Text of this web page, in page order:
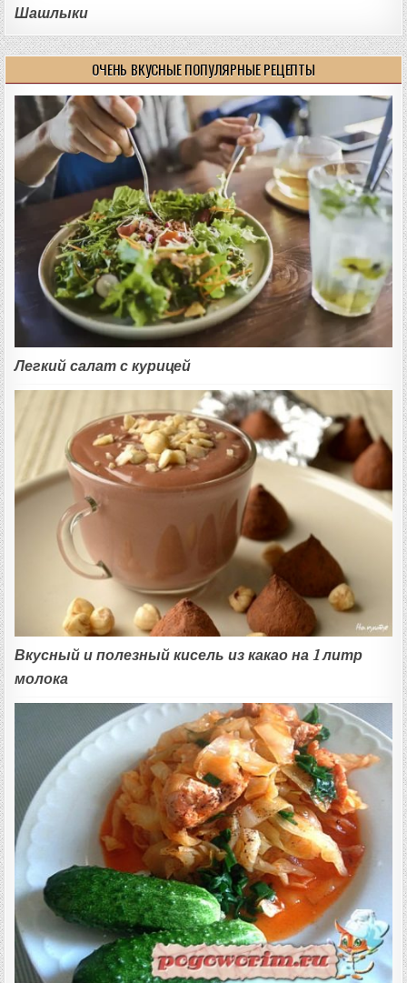
Шашлыки
ОЧЕНЬ ВКУСНЫЕ ПОПУЛЯРНЫЕ РЕЦЕПТЫ
Легкий салат с курицей
Вкусный и полезный кисель из какао на 1 литр
молока